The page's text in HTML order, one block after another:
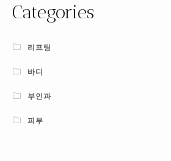
Categories
리프팅
바디
부인과
피부